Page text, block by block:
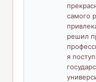
самого
решил
я